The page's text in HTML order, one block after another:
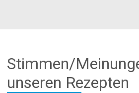
Stimmen/
unseren Rezepten